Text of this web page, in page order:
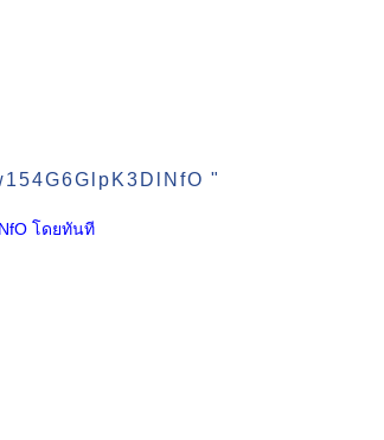
"
โดยทันที